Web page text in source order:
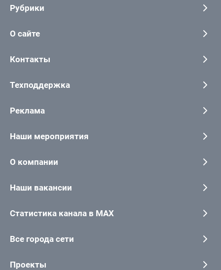
Рубрики
О сайте
Контакты
Техподдержка
Реклама
Наши мероприятия
О компании
Наши вакансии
Статистика канала в MAX
Все города сети
Проекты